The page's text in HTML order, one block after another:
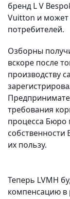
бренд L V
Vuitton и может
потребителей.
Озборны
вскоре после
производству
требования
процесса Бюро
их пользу.
Теперь LVMH
компенсацию в